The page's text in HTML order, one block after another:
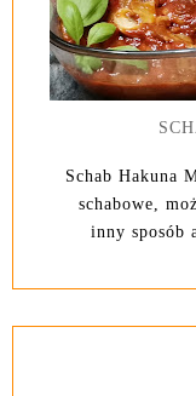
Schab Hakuna
schabowe,
inny sposób